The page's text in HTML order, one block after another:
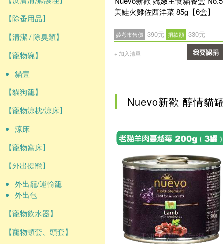
【除蚤用品】
【清潔 / 除臭類】
【寵物碗】
貓壹
【貓狗籠】
【寵物涼枕/涼床】
涼床
【寵物窩床】
【外出提籠】
外出籠/運輸籠
外出包
【寵物飲水器】
【寵物頸套、頭套】
美鮭火雞佐西洋菜 85g【6盒】
參考市售價 390元 捐款額 330元
+ 加入清單 我要認捐
Nuevo新歡 醇情貓